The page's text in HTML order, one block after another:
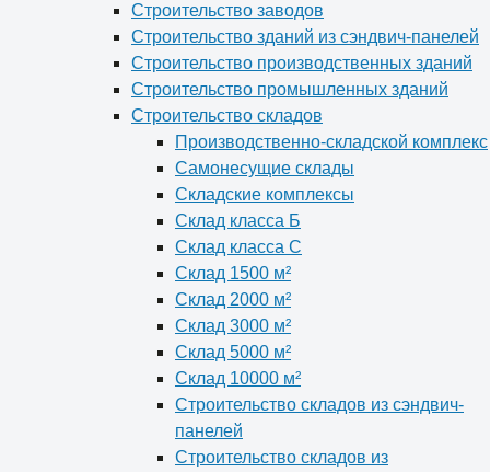
Строительство заводов
Строительство зданий из сэндвич-панелей
Строительство производственных зданий
Строительство промышленных зданий
Строительство складов
Производственно-складской комплекс
Самонесущие склады
Складские комплексы
Склад класса Б
Склад класса С
Склад 1500 м²
Склад 2000 м²
Склад 3000 м²
Склад 5000 м²
Склад 10000 м²
Строительство складов из сэндвич-
панелей
Строительство складов из